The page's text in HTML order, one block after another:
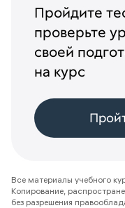
Пройдите
проверьте
своей
на курс
Все материалы учебного
Копирование,
без разрешения